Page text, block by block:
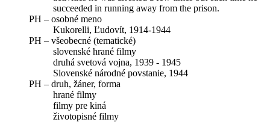
succeeded in running away from the prison.
PH – osobné meno
Kukorelli, Ľudovít, 1914-1944
PH – všeobecné (tematické)
slovenské hrané filmy
druhá svetová vojna, 1939 - 1945
Slovenské národné povstanie, 1944
PH – druh, žáner, forma
hrané filmy
filmy pre kiná
životopisné filmy